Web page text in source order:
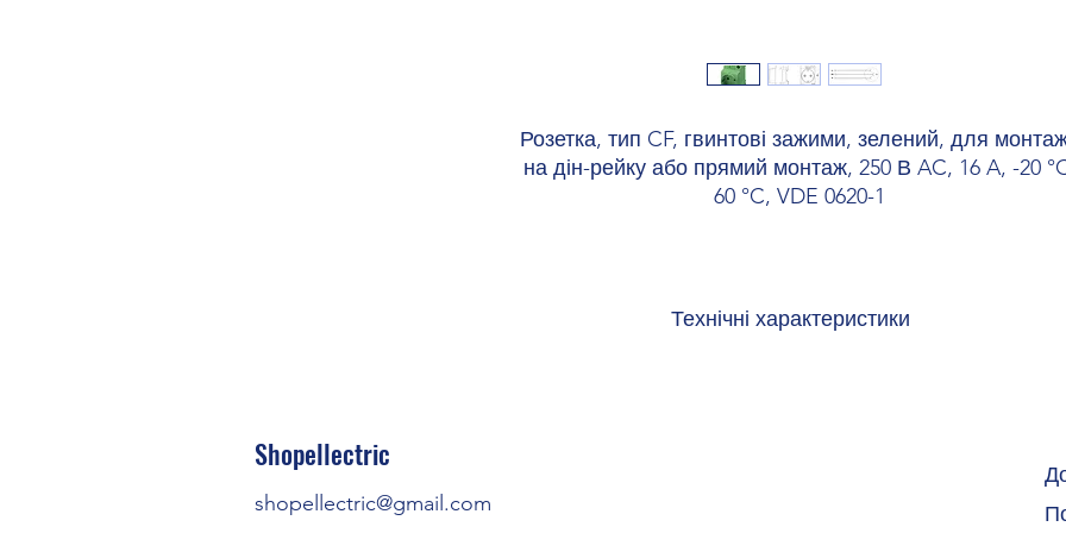
Розетка, тип CF, гвинтові зажими, зелений, для
на дін-рейку або прямий монтаж, 250 В AC, 16 A, -20
60 °C, VDE 0620-1
Технічні характеристики
Shopellectric
shopellectric@gmail.com